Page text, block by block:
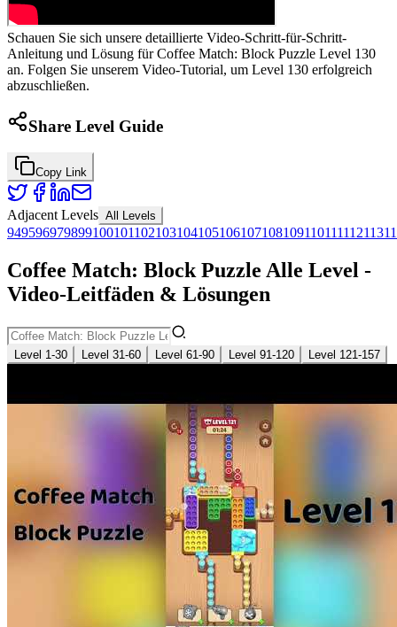
Schauen Sie sich unsere detaillierte Video-Schritt-für-Schritt-
Anleitung und Lösung für Coffee Match: Block Puzzle Level 130
an. Folgen Sie unserem Video-Tutorial, um Level 130 erfolgreich
abzuschließen.
Share Level Guide
Copy Link
Adjacent Levels All Levels
949596979899100101102103104105106107108109110111112113
Coffee Match: Block Puzzle Alle Level -
Video-Leitfäden & Lösungen
Level 1-30 Level 31-60 Level 61-90 Level 91-120 Level 121-157